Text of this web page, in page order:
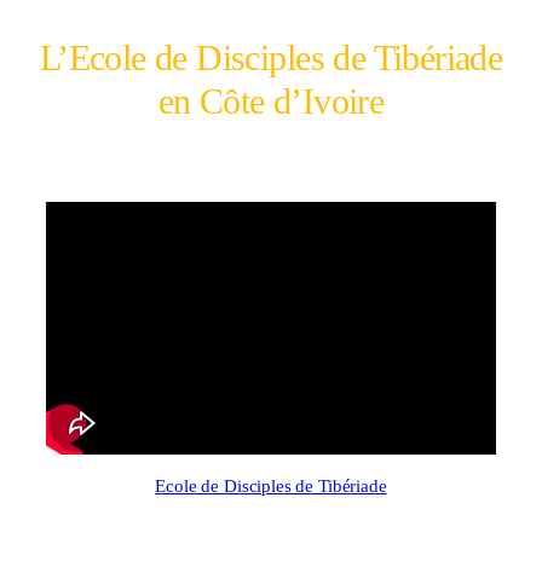
L’Ecole de Disciples de Tibériade
en Côte d’Ivoire
Ecole de Disciples de Tibériade